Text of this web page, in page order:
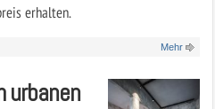
erhalten.
Mehr
urbanen